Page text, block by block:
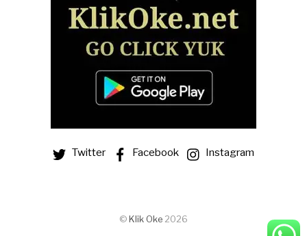
Twitter Facebook Instagram
© Klik Oke 2026